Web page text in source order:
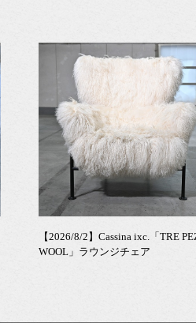
【2026/8/2】Cassina ixc.「TRE
WOOL」ラウンジチェア